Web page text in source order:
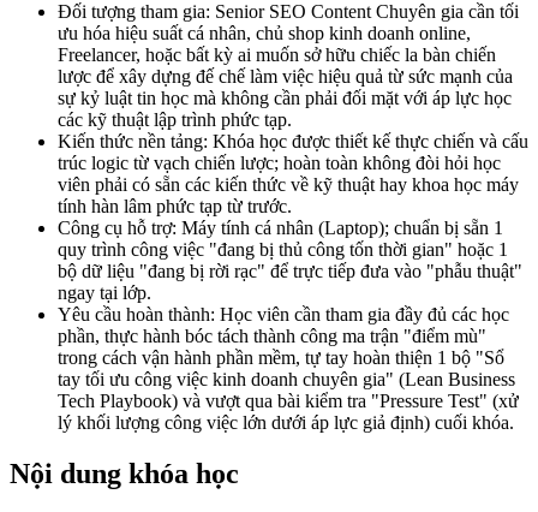
Đối tượng tham gia: Senior SEO Content Chuyên gia cần tối
ưu hóa hiệu suất cá nhân, chủ shop kinh doanh online,
Freelancer, hoặc bất kỳ ai muốn sở hữu chiếc la bàn chiến
lược để xây dựng đế chế làm việc hiệu quả từ sức mạnh của
sự kỷ luật tin học mà không cần phải đối mặt với áp lực học
các kỹ thuật lập trình phức tạp.
Kiến thức nền tảng: Khóa học được thiết kế thực chiến và cấu
trúc logic từ vạch chiến lược; hoàn toàn không đòi hỏi học
viên phải có sẵn các kiến thức về kỹ thuật hay khoa học máy
tính hàn lâm phức tạp từ trước.
Công cụ hỗ trợ: Máy tính cá nhân (Laptop); chuẩn bị sẵn 1
quy trình công việc "đang bị thủ công tốn thời gian" hoặc 1
bộ dữ liệu "đang bị rời rạc" để trực tiếp đưa vào "phẫu thuật"
ngay tại lớp.
Yêu cầu hoàn thành: Học viên cần tham gia đầy đủ các học
phần, thực hành bóc tách thành công ma trận "điểm mù"
trong cách vận hành phần mềm, tự tay hoàn thiện 1 bộ "Sổ
tay tối ưu công việc kinh doanh chuyên gia" (Lean Business
Tech Playbook) và vượt qua bài kiểm tra "Pressure Test" (xử
lý khối lượng công việc lớn dưới áp lực giả định) cuối khóa.
Nội dung khóa học